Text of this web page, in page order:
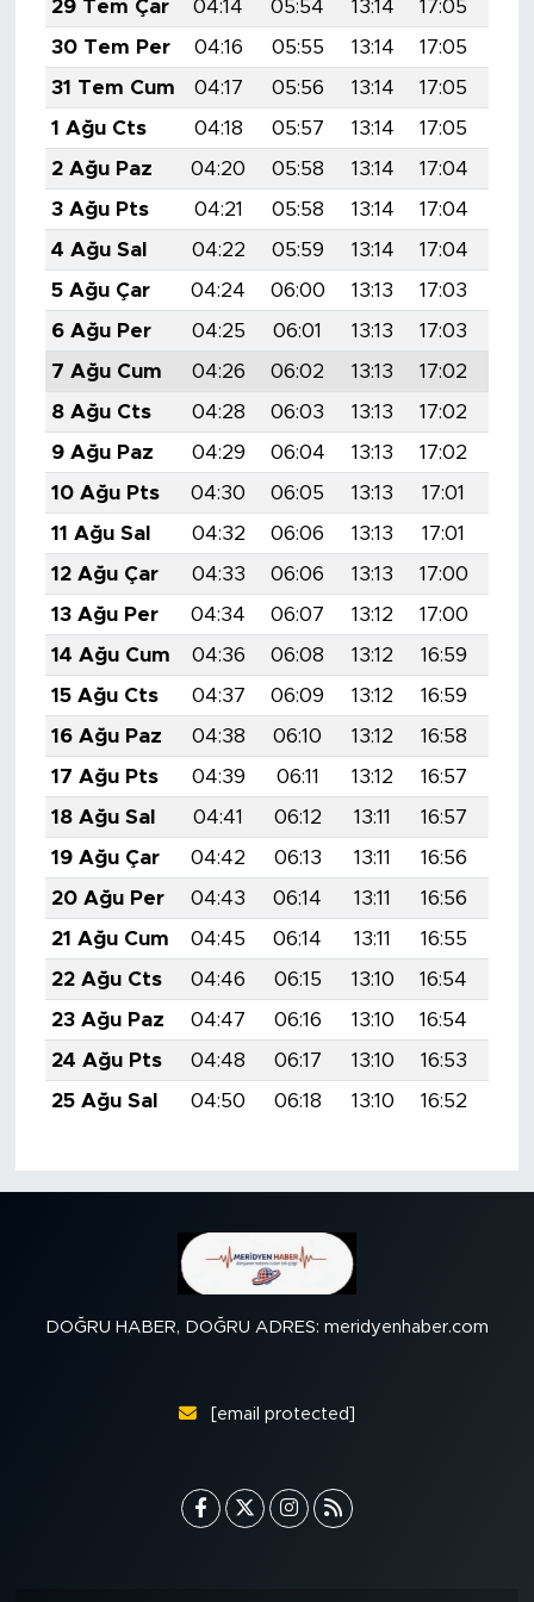
29 Tem Çar
04:14 05:54 13:14 17:05
30 Tem Per
04:16 05:55 13:14 17:05
31 Tem Cum
04:17 05:56 13:14 17:05
1 Ağu Cts
04:18 05:57 13:14 17:05
2 Ağu Paz
04:20 05:58 13:14 17:04
3 Ağu Pts
04:21 05:58 13:14 17:04
4 Ağu Sal
04:22 05:59 13:14 17:04
5 Ağu Çar
04:24 06:00 13:13 17:03
6 Ağu Per
04:25 06:01 13:13 17:03
7 Ağu Cum
04:26 06:02 13:13 17:02
8 Ağu Cts
04:28 06:03 13:13 17:02
9 Ağu Paz
04:29 06:04 13:13 17:02
10 Ağu Pts
04:30 06:05 13:13 17:01
11 Ağu Sal
04:32 06:06 13:13 17:01
12 Ağu Çar
04:33 06:06 13:13 17:00
13 Ağu Per
04:34 06:07 13:12 17:00
14 Ağu Cum
04:36 06:08 13:12 16:59
15 Ağu Cts
04:37 06:09 13:12 16:59
16 Ağu Paz
04:38 06:10 13:12 16:58
17 Ağu Pts
04:39 06:11 13:12 16:57
18 Ağu Sal
04:41 06:12 13:11 16:57
19 Ağu Çar
04:42 06:13 13:11 16:56
20 Ağu Per
04:43 06:14 13:11 16:56
21 Ağu Cum
04:45 06:14 13:11 16:55
22 Ağu Cts
04:46 06:15 13:10 16:54
23 Ağu Paz
04:47 06:16 13:10 16:54
24 Ağu Pts
04:48 06:17 13:10 16:53
25 Ağu Sal
04:50 06:18 13:10 16:52
DOĞRU HABER, DOĞRU ADRES: meridyenhaber.com
[email protected]
MEDYA KÖŞESİ
FOTO GALERİ
VİDEOLAR
ALINTI YAZARLAR
SOSYAL MEDYA